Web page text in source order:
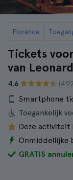
Florence
Tickets
van
4.6
Smartphone
Toegankelijk
Deze activiteit
Onmiddellijke
GRATIS